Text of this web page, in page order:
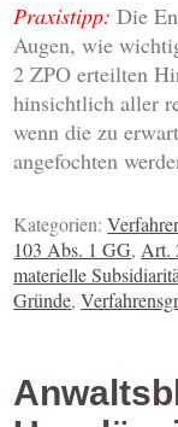
Praxistipp: Die
Augen, wie
2 ZPO erteilten
hinsichtlich aller
wenn die zu
angefochten
Kategorien:
103 Abs. 1 GG,Art.
materielle
Gründe,